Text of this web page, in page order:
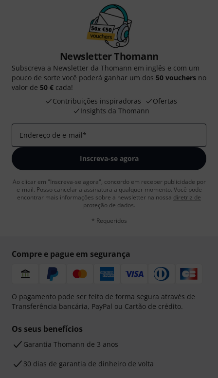
Newsletter Thomann
Subscreva a Newsletter da Thomann em inglês e com um
pouco de sorte você poderá ganhar um dos 50 vouchers no
valor de 50 € cada!
Contribuições inspiradoras
Ofertas
Insights da Thomann
Endereço de e-mail*
Inscreva-se agora
Ao clicar em "Inscreva-se agora", concordo em receber publicidade por
e-mail. Posso cancelar a assinatura a qualquer momento. Você pode
encontrar mais informações sobre a newsletter na nossa diretriz de
proteção de dados.
* Requeridos
Compre e pague em segurança
O pagamento pode ser feito de forma segura através de
Transferência bancária, PayPal ou Cartão de crédito.
Os seus benefícios
Garantia Thomann de 3 anos
30 dias de garantia de dinheiro de volta